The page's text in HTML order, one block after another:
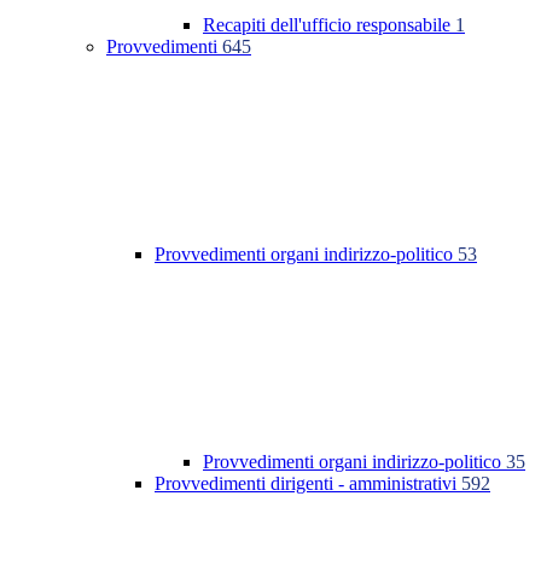
Recapiti dell'ufficio responsabile 1
Provvedimenti 645
Provvedimenti organi indirizzo-politico 53
Provvedimenti organi indirizzo-politico 35
Provvedimenti dirigenti - amministrativi 592